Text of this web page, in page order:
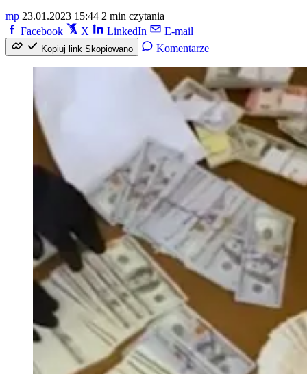
mp 23.01.2023 15:44 2 min czytania
Facebook
X LinkedIn E-mail
Kopiuj link Skopiowano Komentarze